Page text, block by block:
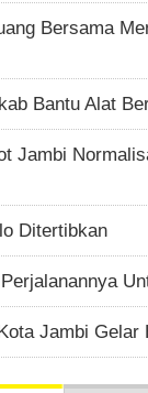
Bersama
Bantu Alat
Jambi
Ditertibkan
Jambi Gelar